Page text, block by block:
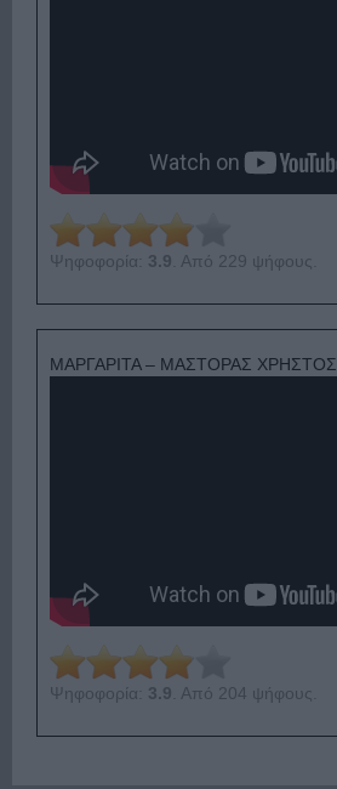
Ψηφοφορία: 3.9 . Από 229 ψήφους.
ΜΑΡΓΑΡΙΤΑ – ΜΑΣΤΟΡΑΣ ΧΡΗΣΤΟΣ
Ψηφοφορία: 3.9 . Από 204 ψήφους.